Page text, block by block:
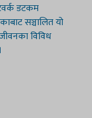
डटकम
सञ्चालित यो
विविध